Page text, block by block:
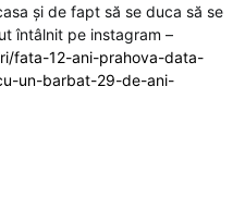
și de fapt să se duca să se
întâlnit pe instagram –
fata-12-ani-prahova-data-
un-barbat-29-de-ani-